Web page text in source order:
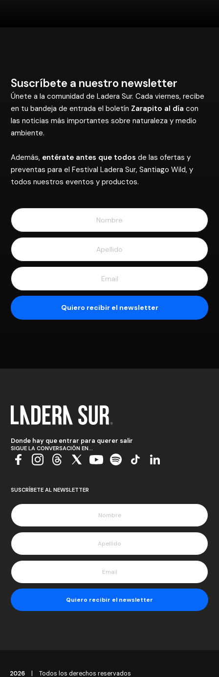
Suscríbete a nuestro newsletter
Únete a la comunidad de Ladera Sur. Cada viernes, recibe
en tu bandeja de entrada el boletín Zarapito al día con
las noticias más importantes sobre naturaleza y medio
ambiente.
Además, entérate antes que todos de las ofertas y
preventas para el Festival Ladera Sur, Santiago Wild, y
todos nuestros eventos y productos.
Donde hay que entrar para querer salir
SIGUE LA CONVERSACIÓN EN...
SUSCRÍBETE AL NEWSLETTER
2026 Todos los derechos reservados